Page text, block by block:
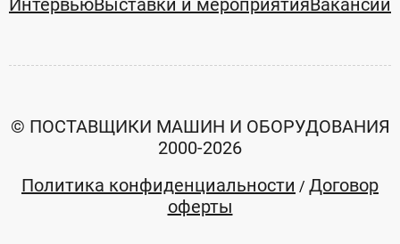
© ПОСТАВЩИКИ МАШИН И ОБОРУДОВАНИЯ
2000-2026
Политика конфиденциальности / Договор
оферты